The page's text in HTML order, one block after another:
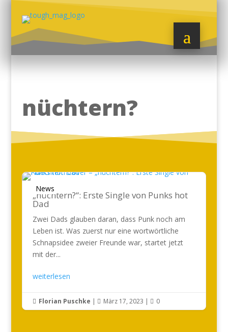
nüchtern?
News
„nüchtern?“: Erste Single von Punks hot
Dad
Zwei Dads glauben daran, dass Punk noch am
Leben ist. Was zuerst nur eine wortwörtliche
Schnapsidee zweier Freunde war, startet jetzt
mit der...
weiterlesen
 Florian Puschke |  März 17, 2023 |  0